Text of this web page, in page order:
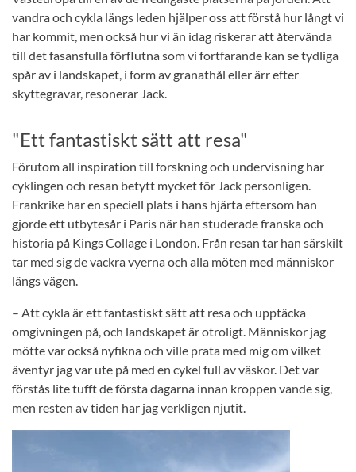
vandra och cykla längs leden hjälper oss att förstå hur långt vi
har kommit, men också hur vi än idag riskerar att återvända
till det fasansfulla förflutna som vi fortfarande kan se tydliga
spår av i landskapet, i form av granathål eller ärr efter
skyttegravar, resonerar Jack.
"Ett fantastiskt sätt att resa"
Förutom all inspiration till forskning och undervisning har
cyklingen och resan betytt mycket för Jack personligen.
Frankrike har en speciell plats i hans hjärta eftersom han
gjorde ett utbytesår i Paris när han studerade franska och
historia på Kings Collage i London. Från resan tar han särskilt
tar med sig de vackra vyerna och alla möten med människor
längs vägen.
– Att cykla är ett fantastiskt sätt att resa och upptäcka
omgivningen på, och landskapet är otroligt. Människor jag
mötte var också nyfikna och ville prata med mig om vilket
äventyr jag var ute på med en cykel full av väskor. Det var
förstås lite tufft de första dagarna innan kroppen vande sig,
men resten av tiden har jag verkligen njutit.